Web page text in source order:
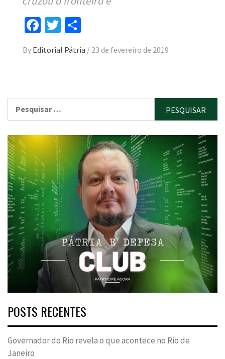
Facebook
Twitter
By Editorial Pátria / 23 de fevereiro de 2019
POSTS RECENTES
Governador do Rio revela o que acontece no Rio de
Janeiro